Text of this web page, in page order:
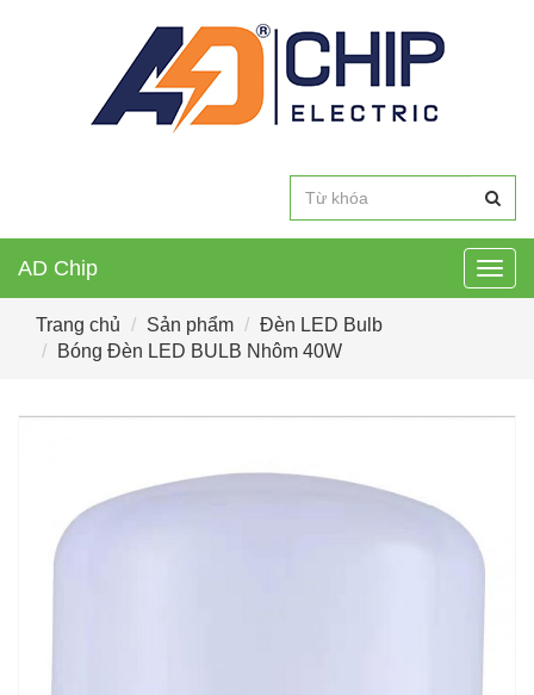
AD Chip
Trang chủ Sản phẩm
Đèn LED Bulb
Bóng Đèn LED BULB Nhôm 40W